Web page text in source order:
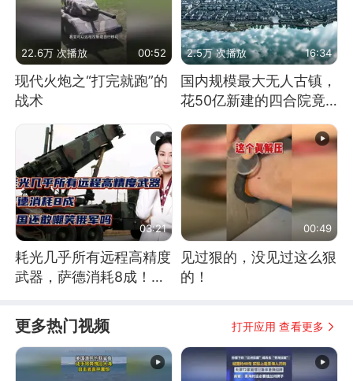
22.6万 次播放 00:52
现代火炮之“打完就跑”的
战术
2.5万 次播放 16:34
国内规模最大无人古镇，
花50亿新建的四合院竟
03:21
耗光几乎所有远程高精度
武器，萨德消耗8成！美
00:49
见过狠的，没见过这么狠
的！
更多热门视频 打开应用 查看更多